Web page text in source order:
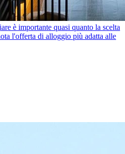
è importante quasi quanto la scelta
l'offerta di alloggio più adatta alle